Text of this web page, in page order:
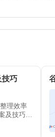
技巧
理效率
及技巧，